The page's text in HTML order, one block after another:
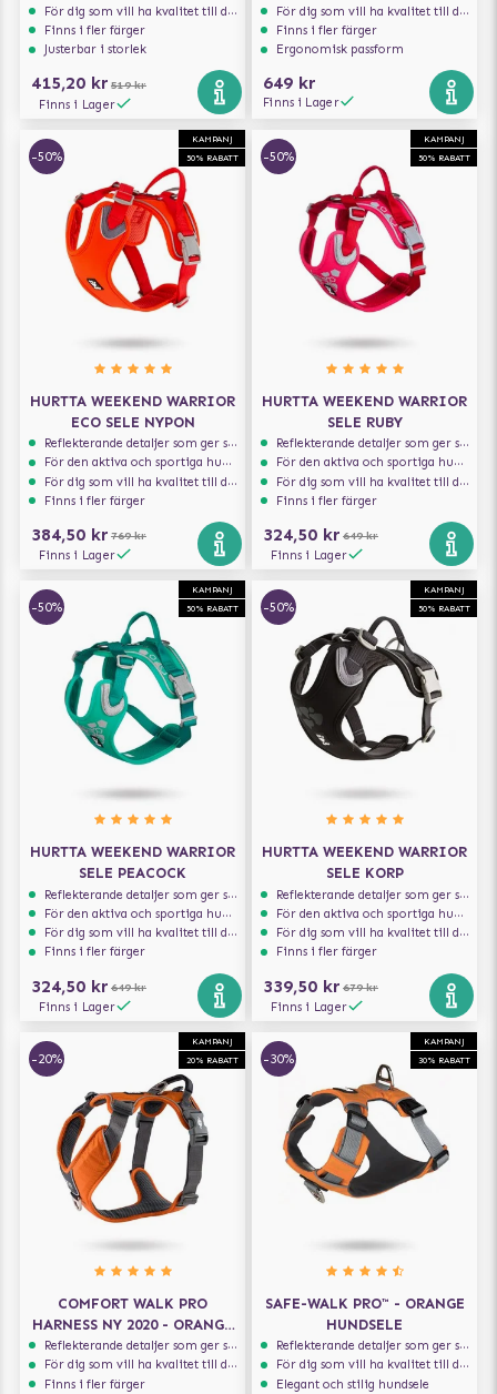
För dig som vill ha kvalitet till din hund!
Finns i fler färger
Justerbar i storlek
415,20 kr 519 kr
Finns i Lager
För dig som vill ha kvalitet till din hund!
Finns i fler färger
Ergonomisk passform
649 kr
Finns i Lager
KAMPANJ
50% RABATT
-50%
HURTTA WEEKEND WARRIOR
ECO SELE NYPON
Reflekterande detaljer som ger synlighet i svagt ljus
För den aktiva och sportiga hunden
För dig som vill ha kvalitet till din hund!
Finns i fler färger
384,50 kr 769 kr
Finns i Lager
KAMPANJ
50% RABATT
-50%
HURTTA WEEKEND WARRIOR
SELE RUBY
Reflekterande detaljer som ger synlighet i svagt ljus
För den aktiva och sportiga hunden
För dig som vill ha kvalitet till din hund!
Finns i fler färger
324,50 kr 649 kr
Finns i Lager
KAMPANJ
50% RABATT
-50%
HURTTA WEEKEND WARRIOR
SELE PEACOCK
Reflekterande detaljer som ger synlighet i svagt ljus
För den aktiva och sportiga hunden
För dig som vill ha kvalitet till din hund!
Finns i fler färger
324,50 kr 649 kr
Finns i Lager
KAMPANJ
50% RABATT
-50%
HURTTA WEEKEND WARRIOR
SELE KORP
Reflekterande detaljer som ger synlighet i svagt ljus
För den aktiva och sportiga hunden
För dig som vill ha kvalitet till din hund!
Finns i fler färger
339,50 kr 679 kr
Finns i Lager
KAMPANJ
20% RABATT
-20%
COMFORT WALK PRO
HARNESS NY 2020 - ORANGE
SUN
Reflekterande detaljer som ger synlighet i svagt ljus
För dig som vill ha kvalitet till din hund!
Finns i fler färger
KAMPANJ
30% RABATT
-30%
SAFE-WALK PRO™ - ORANGE
HUNDSELE
Reflekterande detaljer som ger synlighet i svagt ljus
För dig som vill ha kvalitet till din hund!
Elegant och stilig hundsele